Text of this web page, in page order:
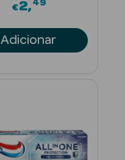
€2 49
Adicionar